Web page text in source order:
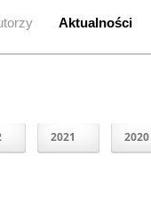
Aktualności
2021 2020